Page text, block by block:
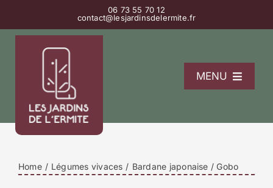
06 73 55 70 12
contact@lesjardinsdelermite.fr
MENU
La pépinière
Contact
Home Légumes vivaces Bardane japonaise / Gobo